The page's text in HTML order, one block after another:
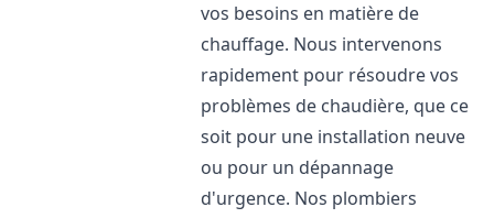
vos besoins en matière de
chauffage. Nous intervenons
rapidement pour résoudre vos
problèmes de chaudière, que ce
soit pour une installation neuve
ou pour un dépannage
d'urgence. Nos plombiers